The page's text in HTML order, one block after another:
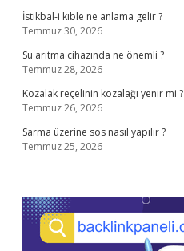
İstikbal-i kıble ne anlama gelir ?
Temmuz 30, 2026
Su arıtma cihazında ne önemli ?
Temmuz 28, 2026
Kozalak reçelinin kozalağı yenir mi ?
Temmuz 26, 2026
Sarma üzerine sos nasıl yapılır ?
Temmuz 25, 2026